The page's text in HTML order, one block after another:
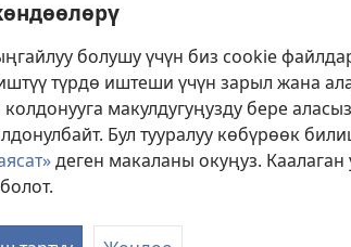
болушу үчүн биз cookie
түрдө иштеши үчүн зарыл жана
макулдугуңузду бере
Бул тууралуу көбүрөөк
деген макаланы окуңуз. Каалаган
Аудиодрамалар
Ыйык Китепти көркөм окуу
© 2026 Watch Tower Bible and Tract Society of